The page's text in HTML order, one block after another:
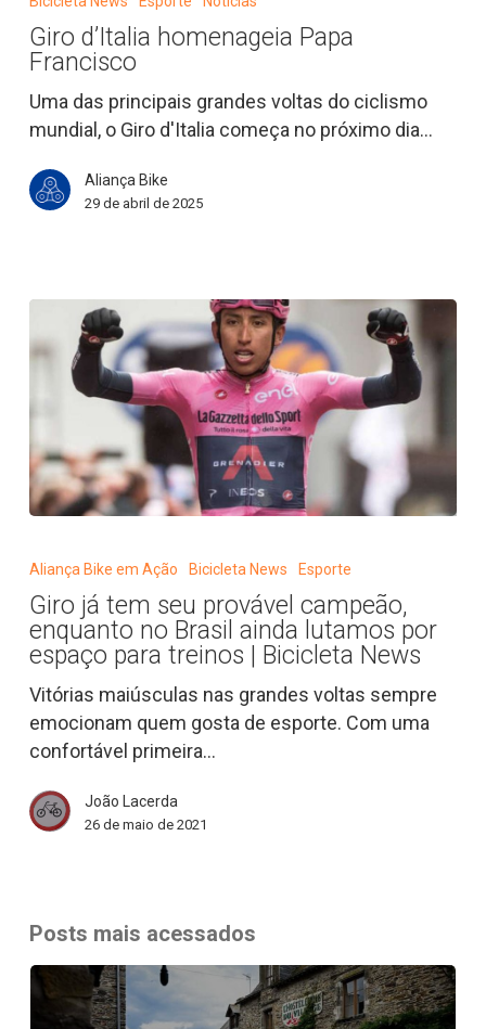
Papa
Francisco
Giro d’Italia homenageia Papa
Francisco
Uma das principais grandes voltas do ciclismo
mundial, o Giro d'Italia começa no próximo dia…
Aliança Bike
29 de abril de 2025
seu
provável
campeão,
enquanto
no
Brasil
lutamos
por
treinos
Bicicleta
News
Aliança Bike em Ação Bicicleta News Esporte
Giro já tem seu provável campeão,
enquanto no Brasil ainda lutamos por
espaço para treinos | Bicicleta News
Vitórias maiúsculas nas grandes voltas sempre
emocionam quem gosta de esporte. Com uma
confortável primeira…
João Lacerda
26 de maio de 2021
Posts mais acessados